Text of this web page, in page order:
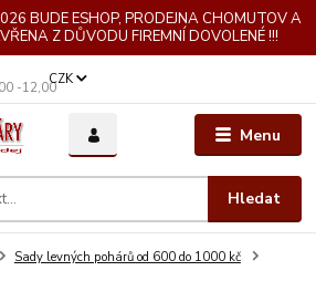
BUDE ESHOP, PRODEJNA CHOMUTOV A
Z DŮVODU FIREMNÍ DOVOLENÉ !!!
Menu
CZK
Hledat
-12,00
Sady levných pohárů od 600 do 1000 kč